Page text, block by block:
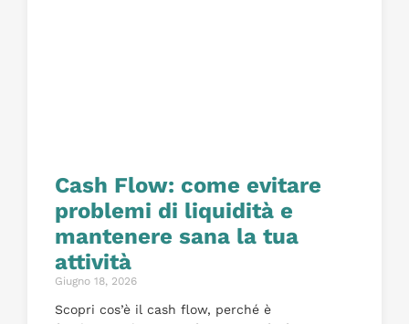
Cash Flow: come evitare
problemi di liquidità e
mantenere sana la tua
attività
Giugno 18, 2026
Scopri cos’è il cash flow, perché è